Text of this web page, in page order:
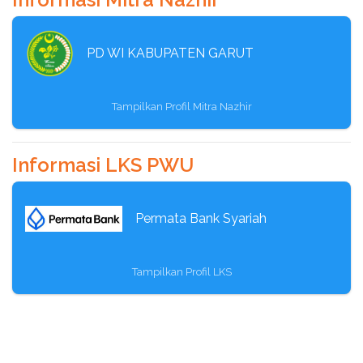
Mari bersama wujudkan Dana Abadi Wanita Islam
untuk meletakkan dasar bagi terwujudnya Generasi &
Peradaban Emas Indonesia.
PD WI KABUPATEN GARUT
Tampilkan Profil Mitra Nazhir
Informasi LKS PWU
Permata Bank Syariah
Tampilkan Profil LKS